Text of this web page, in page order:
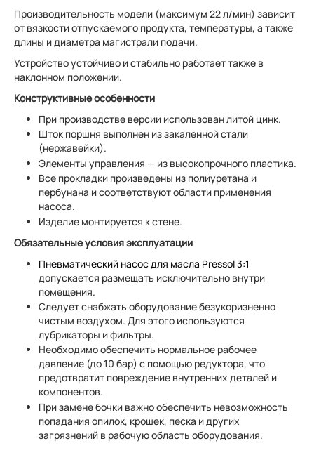
Производительность модели (максимум 22 л/мин) зависит
от вязкости отпускаемого продукта, температуры, а также
длины и диаметра магистрали подачи.
Устройство устойчиво и стабильно работает также в
наклонном положении.
Конструктивные особенности
При производстве версии использован литой цинк.
Шток поршня выполнен из закаленной стали
(нержавейки).
Элементы управления — из высокопрочного пластика.
Все прокладки произведены из полиуретана и
пербунана и соответствуют области применения
насоса.
Изделие монтируется к стене.
Обязательные условия эксплуатации
Пневматический насос для масла Pressol 3:1
допускается размещать исключительно внутри
помещения.
Следует снабжать оборудование безукоризненно
чистым воздухом. Для этого используются
лубрикаторы и фильтры.
Необходимо обеспечить нормальное рабочее
давление (до 10 бар) с помощью редуктора, что
предотвратит повреждение внутренних деталей и
компонентов.
При замене бочки важно обеспечить невозможность
попадания опилок, крошек, песка и других
загрязнений в рабочую область оборудования.